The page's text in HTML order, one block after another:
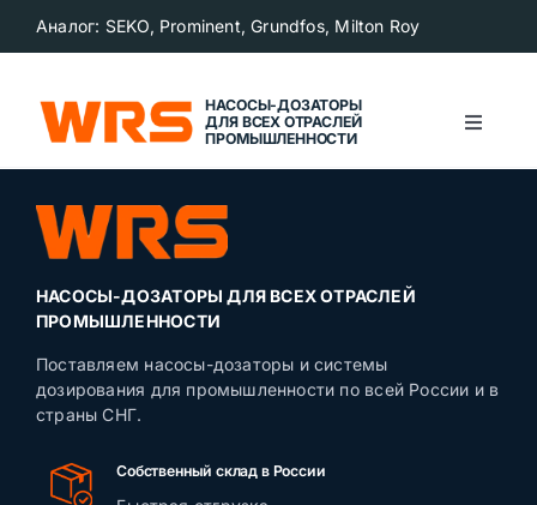
Аналог: SEKO, Prominent, Grundfos, Milton Roy
НАСОСЫ-ДОЗАТОРЫ
ДЛЯ ВСЕХ ОТРАСЛЕЙ
ПРОМЫШЛЕННОСТИ
Toggle
О компании
Сегменты рынка
НАСОСЫ-ДОЗАТОРЫ ДЛЯ ВСЕХ ОТРАСЛЕЙ
ПРОМЫШЛЕННОСТИ
Поставляем насосы-дозаторы и системы
дозирования для промышленности по всей России и в
страны СНГ.
Собственный склад в России